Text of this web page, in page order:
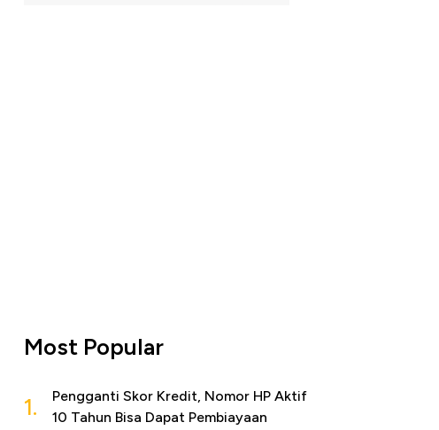
Most Popular
1.
Pengganti Skor Kredit, Nomor HP Aktif
10 Tahun Bisa Dapat Pembiayaan